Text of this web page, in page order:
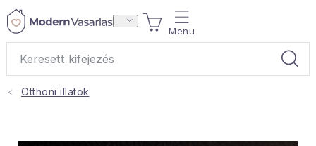
Ugrás
KOSÁR
Otthoni illatok
Otthoni illatok